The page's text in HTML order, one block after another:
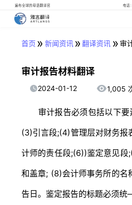
遍布全球的母语翻译官 电话
首页 » 新闻资讯» 翻译资讯 » 审
审计报告材料翻译
2024-01-12 1,005
审计报告必须包括以下要
(3)引言段;(4)管理层对财务报
计师的责任段;(6))鉴定意见段
和盖章; (8)会计师事务所的名
告日。鉴定报告的标题必须统